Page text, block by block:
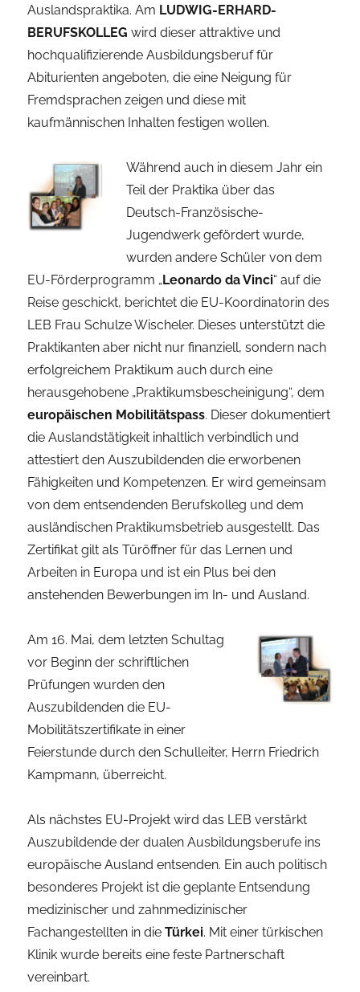
Auslandspraktika. Am LUDWIG-ERHARD-
BERUFSKOLLEG wird dieser attraktive und
hochqualifizierende Ausbildungsberuf für
Abiturienten angeboten, die eine Neigung für
Fremdsprachen zeigen und diese mit
kaufmännischen Inhalten festigen wollen.
Während auch in diesem Jahr ein
Teil der Praktika über das
Deutsch-Französische-
Jugendwerk gefördert wurde,
wurden andere Schüler von dem
EU-Förderprogramm „Leonardo da Vinci“ auf die
Reise geschickt, berichtet die EU-Koordinatorin des
LEB Frau Schulze Wischeler. Dieses unterstützt die
Praktikanten aber nicht nur finanziell, sondern nach
erfolgreichem Praktikum auch durch eine
herausgehobene „Praktikumsbescheinigung“, dem
europäischen Mobilitätspass. Dieser dokumentiert
die Auslandstätigkeit inhaltlich verbindlich und
attestiert den Auszubildenden die erworbenen
Fähigkeiten und Kompetenzen. Er wird gemeinsam
von dem entsendenden Berufskolleg und dem
ausländischen Praktikumsbetrieb ausgestellt. Das
Zertifikat gilt als Türöffner für das Lernen und
Arbeiten in Europa und ist ein Plus bei den
anstehenden Bewerbungen im In- und Ausland.
Am 16. Mai, dem letzten Schultag
vor Beginn der schriftlichen
Prüfungen wurden den
Auszubildenden die EU-
Mobilitätszertifikate in einer
Feierstunde durch den Schulleiter, Herrn Friedrich
Kampmann, überreicht.
Als nächstes EU-Projekt wird das LEB verstärkt
Auszubildende der dualen Ausbildungsberufe ins
europäische Ausland entsenden. Ein auch politisch
besonderes Projekt ist die geplante Entsendung
medizinischer und zahnmedizinischer
Fachangestellten in dieTürkei. Mit einer türkischen
Klinik wurde bereits eine feste Partnerschaft
vereinbart.